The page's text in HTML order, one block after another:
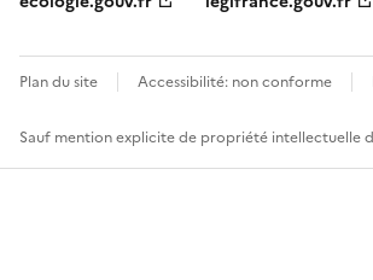
Plan du site Accessibilité: non conforme
Sauf mention explicite de propriété intellectuelle